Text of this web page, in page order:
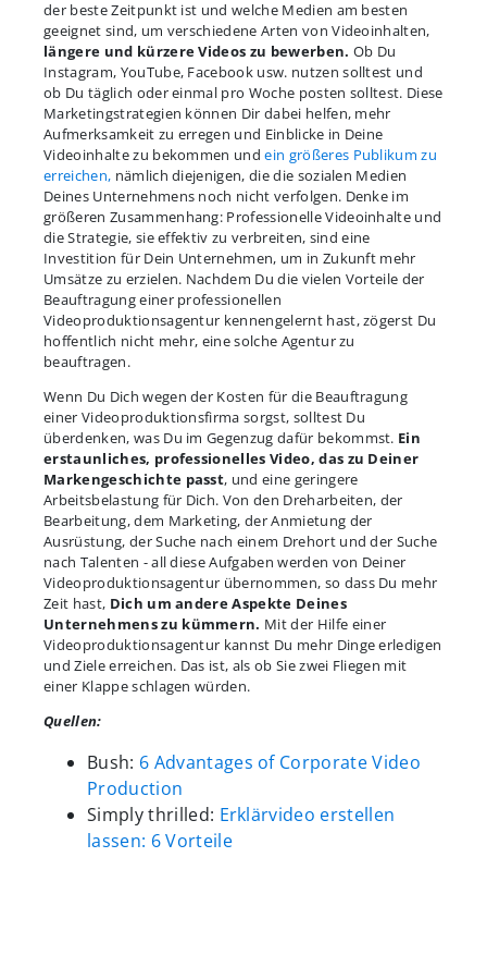
der beste Zeitpunkt ist und welche Medien am besten
geeignet sind, um verschiedene Arten von Videoinhalten,
längere und kürzere Videos zu bewerben. Ob Du
Instagram, YouTube, Facebook usw. nutzen solltest und
ob Du täglich oder einmal pro Woche posten solltest. Diese
Marketingstrategien können Dir dabei helfen, mehr
Aufmerksamkeit zu erregen und Einblicke in Deine
Videoinhalte zu bekommen undein größeres Publikum zu
erreichen, nämlich diejenigen, die die sozialen Medien
Deines Unternehmens noch nicht verfolgen. Denke im
größeren Zusammenhang: Professionelle Videoinhalte und
die Strategie, sie effektiv zu verbreiten, sind eine
Investition für Dein Unternehmen, um in Zukunft mehr
Umsätze zu erzielen. Nachdem Du die vielen Vorteile der
Beauftragung einer professionellen
Videoproduktionsagentur kennengelernt hast, zögerst Du
hoffentlich nicht mehr, eine solche Agentur zu
beauftragen.
Wenn Du Dich wegen der Kosten für die Beauftragung
einer Videoproduktionsfirma sorgst, solltest Du
überdenken, was Du im Gegenzug dafür bekommst. Ein
erstaunliches, professionelles Video, das zu Deiner
Markengeschichte passt, und eine geringere
Arbeitsbelastung für Dich. Von den Dreharbeiten, der
Bearbeitung, dem Marketing, der Anmietung der
Ausrüstung, der Suche nach einem Drehort und der Suche
nach Talenten - all diese Aufgaben werden von Deiner
Videoproduktionsagentur übernommen, so dass Du mehr
Zeit hast, Dich um andere Aspekte Deines
Unternehmens zu kümmern. Mit der Hilfe einer
Videoproduktionsagentur kannst Du mehr Dinge erledigen
und Ziele erreichen. Das ist, als ob Sie zwei Fliegen mit
einer Klappe schlagen würden.
Quellen:
Bush: 6 Advantages of Corporate Video
Production
Simply thrilled: Erklärvideo erstellen
lassen: 6 Vorteile